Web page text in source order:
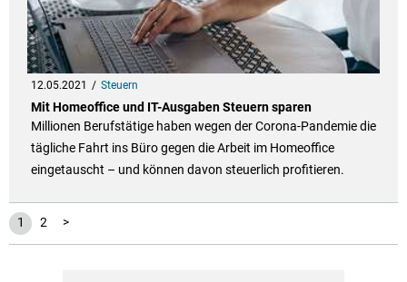
12.05.2021 Steuern
Mit Homeoffice und IT-Ausgaben Steuern sparen
Millionen Berufstätige haben wegen der Corona-Pandemie die
tägliche Fahrt ins Büro gegen die Arbeit im Homeoffice
eingetauscht – und können davon steuerlich profitieren.
1 2 >